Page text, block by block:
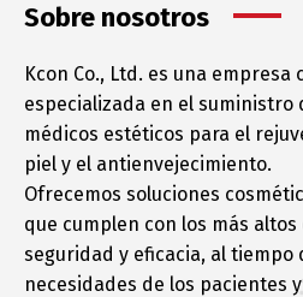
Sobre nosotros
Kcon Co., Ltd. es una empresa
especializada en el suministro
médicos estéticos para el
piel y el antienvejecimiento.
Ofrecemos soluciones
que cumplen con los más
seguridad y eficacia, al tiempo
necesidades de los pacientes